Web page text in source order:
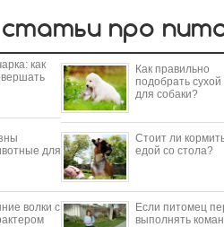
статьи про
как
Как правильно
подобрать сухой
для собаки?
для
Стоит ли
едой со стола?
волки с
Если питомец
выполнять